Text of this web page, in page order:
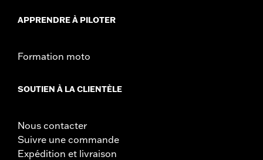
APPRENDRE À PILOTER
Formation moto
SOUTIEN À LA CLIENTÈLE
Nous contacter
Suivre une commande
Expédition et livraison